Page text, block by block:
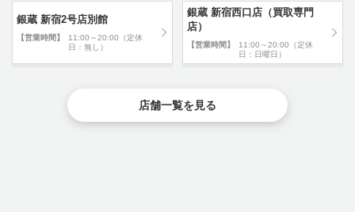
銀蔵 新宿2号店別館
【営業時間】
11:00～20:00（定休
日：無し）
銀蔵 新宿西口店（買取専門
店）
【営業時間】
11:00～20:00（定休
日：日曜日）
店舗一覧を見る